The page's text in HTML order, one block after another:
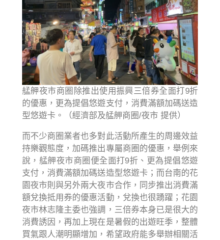
艋舺夜市商圈除推出使用振興三倍券全面打9折
的優惠，更為提倡悠遊支付，消費滿額加碼送造
型悠遊卡。（經濟部及艋舺商圈/夜市 提供）
而不少商圈業者也多對此活動所產生的周邊效益
持樂觀態度，加碼推出專屬商圈的優惠，舉例來
說，艋舺夜市商圈便全面打9折、更為提倡悠遊
支付，消費滿額加碼送造型悠遊卡；而台南的花
園夜市則與另外兩大夜市合作，同步推出消費滿
額兌換抵用券的優惠活動，兌換也很踴躍；花園
夜市林志隆主委也強調，三倍券本身已是很大的
消費誘因，再加上現在是暑假的出遊旺季，整體
買氣跟人潮明顯增加，希望政府能多舉辦相關活